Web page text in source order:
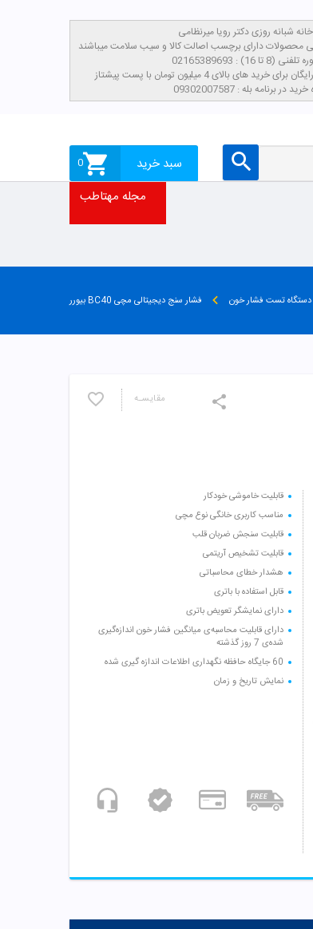
برای خرید های بالای 4 میلیون تومان با پست پیشتاز
در برنامه بله : 09302007587
سبد خرید 0
مجله مهتاطب
دستگاه تست فشار خون فشار سنج دیجیتالی مچی BC40 بیورر
مقایسـه
قابلیت خاموشی خودکار
مناسب کاربری خانگی نوع مچی
قابلیت سنجش ضربان قلب
قابلیت تشخیص آریتمی
هشدار خطای محاسباتی
قابل استفاده با باتری
دارای نمایشگر تعویض باتری
دارای قابلیت محاسبه‌ی میانگین فشار خون اندازه‌گیری
شده‌ی 7 روز گذشته
60 جایگاه حافظه نگهداری اطلاعات اندازه گیری شده
نمایش تاریخ و زمان